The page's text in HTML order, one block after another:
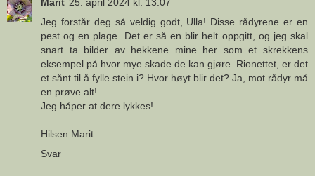
Jeg forstår deg så veldig godt, Ulla! Disse rådyrene er en
pest og en plage. Det er så en blir helt oppgitt, og jeg skal
snart ta bilder av hekkene mine her som et skrekkens
eksempel på hvor mye skade de kan gjøre. Rionettet, er det
et sånt til å fylle stein i? Hvor høyt blir det? Ja, mot rådyr må
en prøve alt!
Jeg håper at dere lykkes!
Hilsen Marit
Svar